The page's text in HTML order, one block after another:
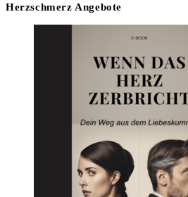
Herzschmerz Angebote